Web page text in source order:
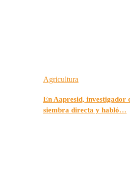
Agricultura
En Aapresid, investigador
siembra directa y habló…